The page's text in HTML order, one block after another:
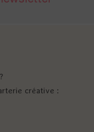
créative :